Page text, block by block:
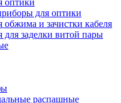
оптики
для оптики
и зачистки кабеля
заделки витой пары
распашные